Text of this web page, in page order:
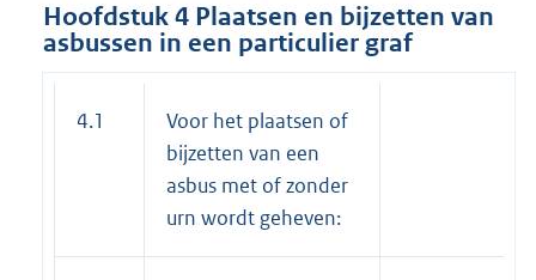
Hoofdstuk 4 Plaatsen en bijzetten van
asbussen in een particulier graf
4.1
Voor het plaatsen of
bijzetten van een
asbus met of zonder
urn wordt geheven: